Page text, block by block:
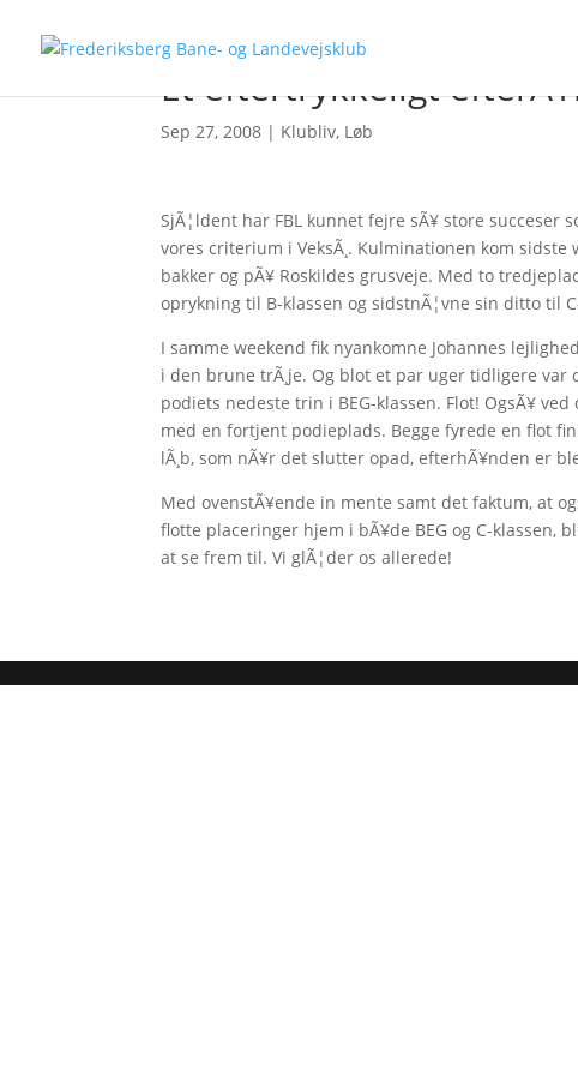
Et eftertrykkeligt
Sep 27, 2008 | Klubliv, Løb
SjÃ¦ldent har FBL kunnet fejre sÃ¥ store succeser
vores criterium i VeksÃ¸. Kulminationen kom
bakker og pÃ¥ Roskildes grusveje. Med to
oprykning til B-klassen og sidstnÃ¦vne sin ditto til
I samme weekend fik nyankomne Johannes
i den brune trÃ¸je. Og blot et par uger tidligere var
podiets nedeste trin i BEG-klassen. Flot! OgsÃ¥
med en fortjent podieplads. Begge fyrede en flot
lÃ¸b, som nÃ¥r det slutter opad, efterhÃ¥nden er
Med ovenstÃ¥ende in mente samt det faktum, at
flotte placeringer hjem i bÃ¥de BEG og C-klassen,
at se frem til. Vi glÃ¦der os allerede!